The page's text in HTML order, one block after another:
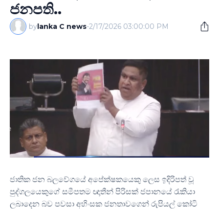
ජනපති..
bylanka C news-2/17/2026 03:00:00 PM
ජාතික ජන බලවේගයේ අපේක්ෂකයෙකු ලෙස ඉදිරිපත් වූ
පුද්ගලයෙකුගේ සමීපතම ඥාතීන් පිරිසක් ජපානයේ රැකියා
ලබාදෙන බව පවසා අහිංසක ජනතාවගෙන් රුපියල් කෝටි